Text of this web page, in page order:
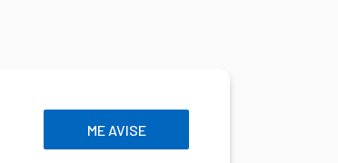
ME AVISE